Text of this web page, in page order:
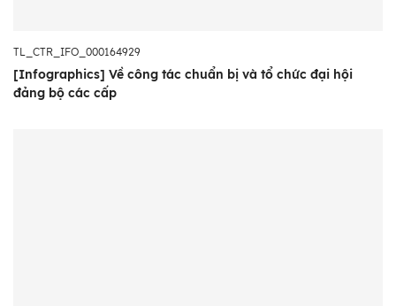
TL_CTR_IFO_000164929
[Infographics] Về công tác chuẩn bị và tổ chức đại hội
đảng bộ các cấp